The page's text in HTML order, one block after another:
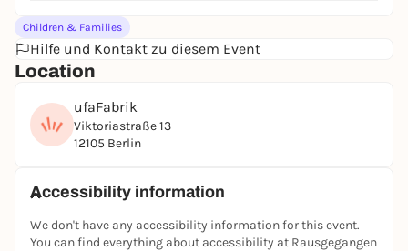
Kinder ab zwei Jahren jeweils um 11:30. Tickets 30
Minuten vor der Veranstaltung im
Familientreffpunkt.
Children & Families
Hilfe und Kontakt zu diesem Event
Location
ufaFabrik
Viktoriastraße 13
12105 Berlin
Accessibility information
We don't have any accessibility information for this event.
You can find everything about accessibility at Rausgegangen